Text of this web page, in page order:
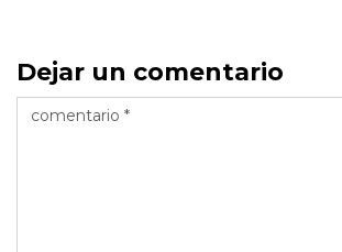
Dejar un comentario